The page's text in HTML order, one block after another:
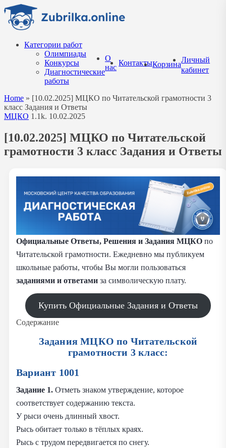
Перейти
содержанию
Категории работ
Олимпиады
Конкурсы
Диагностические
работы
О
нас
КонтактыКорзина
Личный
кабинет
Home » [10.02.2025] МЦКО по Читательской грамотности 3
класс Задания и Ответы
МЦКО 1.1k. 10.02.2025
[10.02.2025] МЦКО по Читательской
грамотности 3 класс Задания и Ответы
Официальные Ответы, Решения и Задания МЦКО по
Читательской грамотности. Ежедневно мы публикуем
школьные работы, чтобы Вы могли пользоваться
заданиями и ответами за символическую плату.
Купить Официальные Задания и Ответы
Содержание
Задания МЦКО по Читательской
грамотности 3 класс:
Вариант 1001
Задание 1. Отметь знаком утверждение, которое
соответствует содержанию текста.
У рыси очень длинный хвост.
Рысь обитает только в тёплых краях.
Рысь с трудом передвигается по снегу.